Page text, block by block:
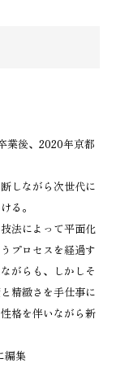
業後、2020年京都
しながら次世代に
る。
法によって平面化
プロセスを経過す
がらも、しかしそ
精緻さを手仕事に
格を伴いながら新
編集